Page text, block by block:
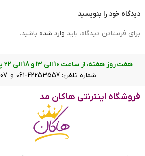
دیدگاه خود را بنویسید
برای فرستادن دیدگاه، باید وارد شده باشید.
هفت روز هفته، از ساعت 10 الی ۱3 و 18 الی ۲2 پاسخگوی شما هستیم.
شماره تلفن: 42253557-۰۶۱ و 09011606807
فروشگاه اینترنتی هاکان مد